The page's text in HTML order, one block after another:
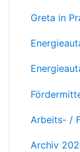
Greta in
Arbeits- /
Archiv